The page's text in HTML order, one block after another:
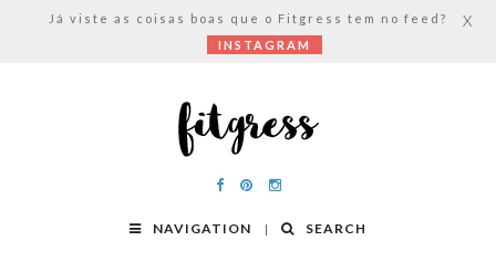
NAVIGATION SEARCH
Já viste as coisas boas que o Fitgress tem no feed?
INSTAGRAM
X